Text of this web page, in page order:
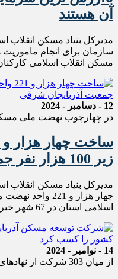
آن هستند
مدیرکل بنیاد مسکن انقلاب
سازمان برای انجام ماموریت
مسکن انقلاب اسلامی
12 - دسامبر - 2024
در چهارچوب نهضت ملی
زیر 100 هزار نفر جمعیت آذربایجان شرقی
مدیرکل بنیاد مسکن انقلاب
چهار هزار و
اسلامی استان در 67 شهر خبر داد.
14 - نوامبر - 2024
از میان 303 شرکت از نهادهای انقلابی،